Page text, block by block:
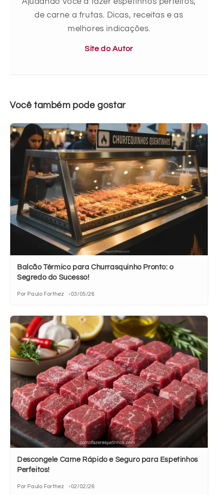
de carne a frutas. Dicas, receitas e as
melhores indicações.
Site do Autor
Você também pode gostar
Balcão Térmico para Churrasquinho Pronto: o
Segredo do Sucesso!
Por Paulo Forthez 03/05/26
Descongele Carne Rápido e Seguro para Espetinhos
Perfeitos!
Por Paulo Forthez 02/02/26